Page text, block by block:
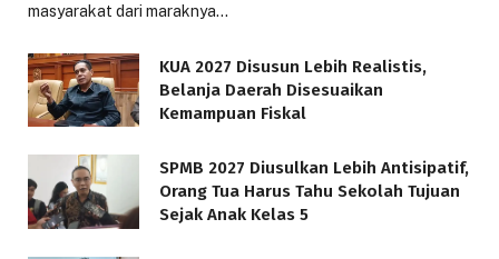
masyarakat dari maraknya…
KUA 2027 Disusun Lebih Realistis,
Belanja Daerah Disesuaikan
Kemampuan Fiskal
SPMB 2027 Diusulkan Lebih Antisipatif,
Orang Tua Harus Tahu Sekolah Tujuan
Sejak Anak Kelas 5